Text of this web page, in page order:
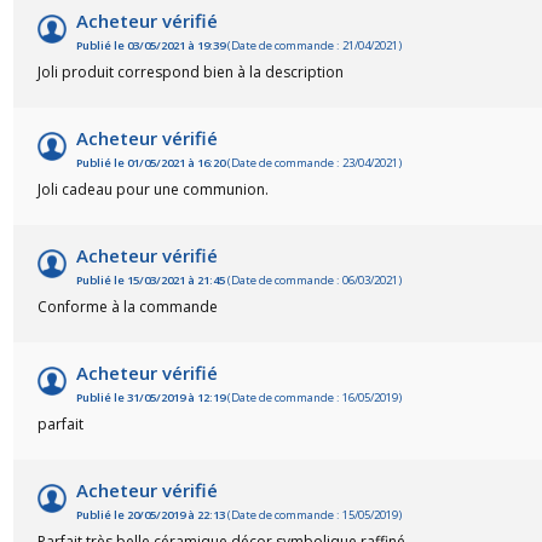
Acheteur vérifié
Publié le 03/05/2021 à 19:39(Date de commande : 21/04/2021)
Joli produit correspond bien à la description
Acheteur vérifié
Publié le 01/05/2021 à 16:20(Date de commande : 23/04/2021)
Joli cadeau pour une communion.
Acheteur vérifié
Publié le 15/03/2021 à 21:45(Date de commande : 06/03/2021)
Conforme à la commande
Acheteur vérifié
Publié le 31/05/2019 à 12:19(Date de commande : 16/05/2019)
parfait
Acheteur vérifié
Publié le 20/05/2019 à 22:13(Date de commande : 15/05/2019)